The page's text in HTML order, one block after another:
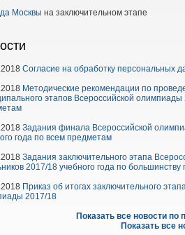
Москвы на заключительном этапе
Согласие на обработку персональных
Методические рекомендации по
этапов Всероссийской олимпиады
Задания финала Всероссийской
года по всем предметам
Задания заключительного этапа
2017/18 учебного года по большинству
Приказ об итогах заключительного
2017/18
Показать все новости по
Показать все